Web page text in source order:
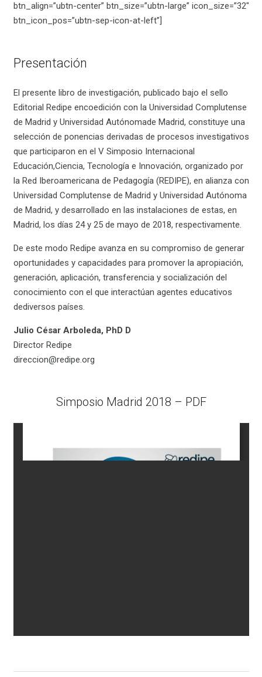
btn_align=”ubtn-center” btn_size=”ubtn-large” icon_size=”32″
btn_icon_pos=”ubtn-sep-icon-at-left”]
Presentación
El presente libro de investigación, publicado bajo el sello
Editorial Redipe encoedición con la Universidad Complutense
de Madrid y Universidad Autónomade Madrid, constituye una
selección de ponencias derivadas de procesos investigativos
que participaron en el V Simposio Internacional
Educación,Ciencia, Tecnología e Innovación, organizado por
la Red Iberoamericana de Pedagogía (REDIPE), en alianza con
Universidad Complutense de Madrid y Universidad Autónoma
de Madrid, y desarrollado en las instalaciones de estas, en
Madrid, los días 24 y 25 de mayo de 2018, respectivamente.
De este modo Redipe avanza en su compromiso de generar
oportunidades y capacidades para promover la apropiación,
generación, aplicación, transferencia y socialización del
conocimiento con el que interactúan agentes educativos
dediversos países.
Julio César Arboleda, PhD D
Director Redipe
direccion@redipe.org
Simposio Madrid 2018 – PDF